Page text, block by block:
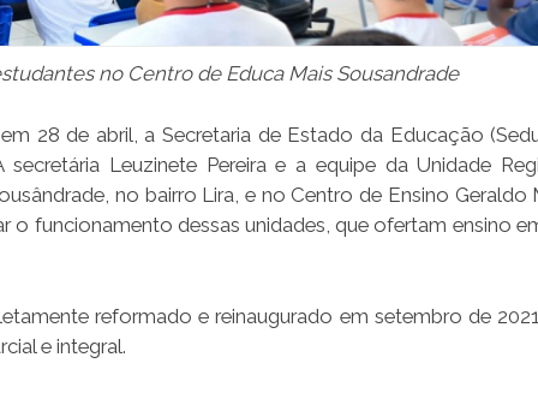
no Centro de Educa Mais Sousandrade
28 de abril, a Secretaria de Estado da Educação
Leuzinete Pereira e a equipe da Unidade
no bairro Lira, e no Centro de Ensino Geraldo
o funcionamento dessas unidades, que ofertam ensino
reformado e reinaugurado em setembro de
e integral.